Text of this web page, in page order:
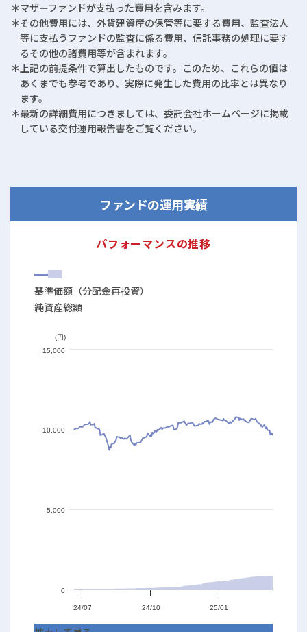
＊マザーファンドが支払った費用を含みます。
＊その他費用には、外貨建資産の保管等に要する費用、監査法人
等に支払うファンドの監査に係る費用、信託事務の処理に要す
るその他の諸費用等が含まれます。
＊上記の前提条件で算出したものです。このため、これらの値は
あくまでも参考であり、実際に発生した費用の比率とは異なり
ます。
＊最新の詳細費用につきましては、委託会社ホームページに掲載
している交付運用報告書をご覧ください。
ファンドの運用実績
パフォーマンスの推移
基準価額（分配金再投資）
純資産総額
(円)
24/07 24/10 25/01
0
5,000
10,000
15,000